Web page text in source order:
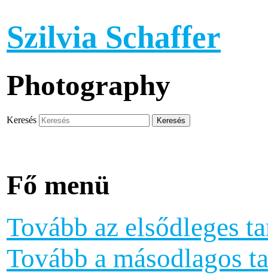
Szilvia Schaffer
Photography
Keresés
Fő menü
Tovább az elsődleges
Tovább a másodlagos